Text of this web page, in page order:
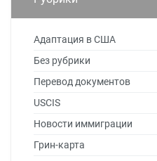
Адаптация в США
Без рубрики
Перевод документов
USCIS
Новости иммиграции
Грин-карта